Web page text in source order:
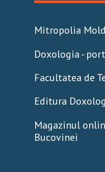
Mitropolia
Doxologia -
Facultatea de
Editura
Magazinul
Bucovinei